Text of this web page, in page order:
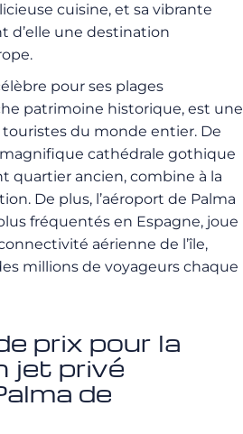
cuisine, et sa vibrante
d’elle une destination
pour ses plages
patrimoine historique, est une
du monde entier. De
magnifique cathédrale gothique
quartier ancien, combine à la
De plus, l’aéroport de Palma
fréquentés en Espagne, joue
aérienne de l’île,
millions de voyageurs chaque
prix pour la
jet privé
de